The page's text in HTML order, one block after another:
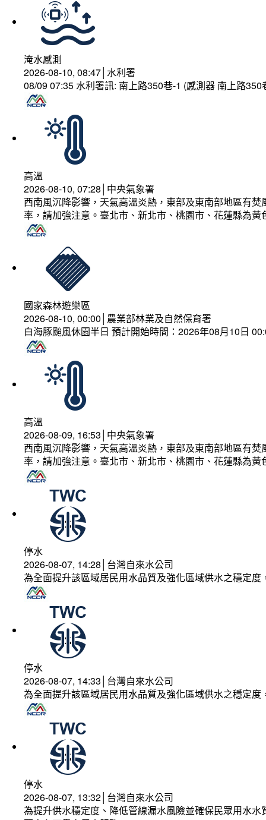
淹水感測
2026-08-10, 08:47│水利署
08/09 07:35 水利署訊: 南上路350巷-1 (感測器 南上路
高溫
2026-08-10, 07:28│中央氣象署
西南風沉降影響，天氣高溫炎熱，東部及東南部地區有
率，請加強注意。臺北市、新北市、桃園市、花蓮縣為
國家森林遊樂區
2026-08-10, 00:00│農業部林業及自然保育署
白海豚颱風休園半日 預計開始時間：2026年08月10日
高溫
2026-08-09, 16:53│中央氣象署
西南風沉降影響，天氣高溫炎熱，東部及東南部地區有
率，請加強注意。臺北市、新北市、桃園市、花蓮縣為
停水
2026-08-07, 14:28│台灣自來水公司
為全面提升該區域居民用水品質及強化區域供水之穩定
停水
2026-08-07, 14:33│台灣自來水公司
為全面提升該區域居民用水品質及強化區域供水之穩定
停水
2026-08-07, 13:32│台灣自來水公司
為提升供水穩定度、降低管線漏水風險並確保民眾用水